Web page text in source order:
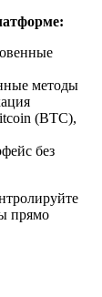
методы
(BTC),
без
прямо